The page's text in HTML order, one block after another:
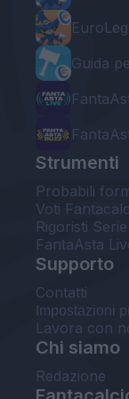
Guida
Strumenti
Probabili
Voti
Rigoristi
FantaAsta
Supporto
Contatti
Impostazioni
Lavora con
Chi siamo
Redazione